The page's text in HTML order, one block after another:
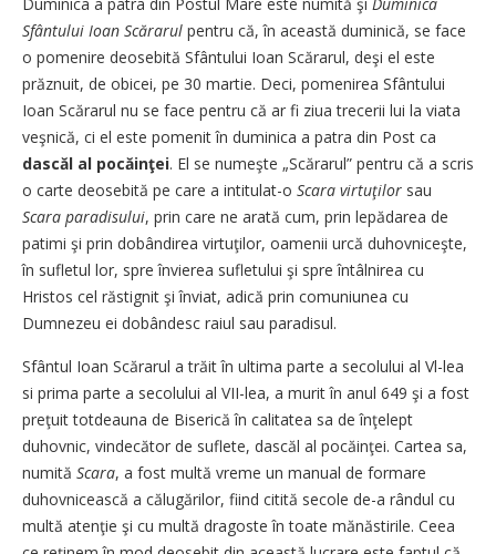
Sfântului Ioan Scărarul pentru că, în această duminică, se face
o pomenire deosebită Sfântului Ioan Scărarul, deşi el este
prăznuit, de obicei, pe 30 martie. Deci, pomenirea Sfântului
Ioan Scărarul nu se face pentru că ar fi ziua trecerii lui la viata
veşnică, ci el este pomenit în duminica a patra din Post ca
dascăl al pocăinţei. El se numeşte „Scărarul” pentru că a scris
o carte deosebită pe care a intitulat-o Scara virtuţilor sau
Scara paradisului, prin care ne arată cum, prin lepădarea de
patimi şi prin dobândirea virtuţilor, oamenii urcă duhovniceşte,
în sufletul lor, spre învierea sufletului şi spre întâlnirea cu
Hristos cel răstignit şi înviat, adică prin comuniunea cu
Dumnezeu ei dobândesc raiul sau paradisul.
Sfântul Ioan Scărarul a trăit în ultima parte a secolului al Vl-lea
si prima parte a secolului al VII-lea, a murit în anul 649 şi a fost
preţuit totdeauna de Biserică în calitatea sa de înţelept
duhovnic, vindecător de suflete, dascăl al pocăinţei. Cartea sa,
numită Scara, a fost multă vreme un manual de formare
duhovnicească a călugărilor, fiind citită secole de-a rândul cu
multă atenţie şi cu multă dragoste în toate mănăstirile. Ceea